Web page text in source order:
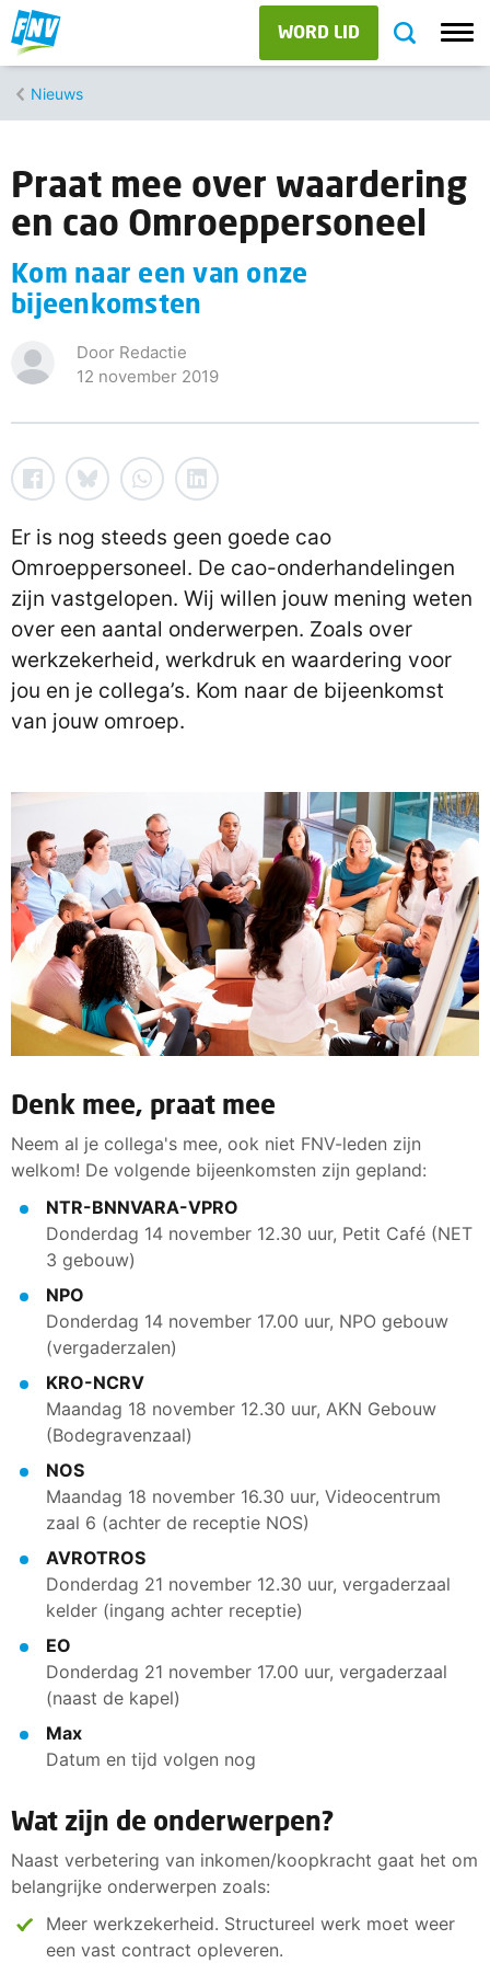
WORD LID
Nieuws
Praat mee over waardering
en cao Omroeppersoneel
Kom naar een van onze
bijeenkomsten
Door Redactie
12 november 2019
Er is nog steeds geen goede cao
Omroeppersoneel. De cao-onderhandelingen
zijn vastgelopen. Wij willen jouw mening weten
over een aantal onderwerpen. Zoals over
werkzekerheid, werkdruk en waardering voor
jou en je collega’s. Kom naar de bijeenkomst
van jouw omroep.
Denk mee, praat mee
Neem al je collega's mee, ook niet FNV-leden zijn
welkom! De volgende bijeenkomsten zijn gepland:
NTR-BNNVARA-VPRO
Donderdag 14 november 12.30 uur, Petit Café (NET
3 gebouw)
NPO
Donderdag 14 november 17.00 uur, NPO gebouw
(vergaderzalen)
KRO-NCRV
Maandag 18 november 12.30 uur, AKN Gebouw
(Bodegravenzaal)
NOS
Maandag 18 november 16.30 uur, Videocentrum
zaal 6 (achter de receptie NOS)
AVROTROS
Donderdag 21 november 12.30 uur, vergaderzaal
kelder (ingang achter receptie)
EO
Donderdag 21 november 17.00 uur, vergaderzaal
(naast de kapel)
Max
Datum en tijd volgen nog
Wat zijn de onderwerpen?
Naast verbetering van inkomen/koopkracht gaat het om
belangrijke onderwerpen zoals:
Meer werkzekerheid. Structureel werk moet weer
een vast contract opleveren.